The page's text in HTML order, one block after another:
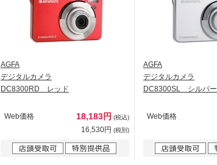
AGFA
デジタルカメラ
DC8300RD レッド
Web価格 18,183円 (税込)
16,530円 (税別)
AGFA
デジタルカメラ
DC8300SL シルバー
Web価格